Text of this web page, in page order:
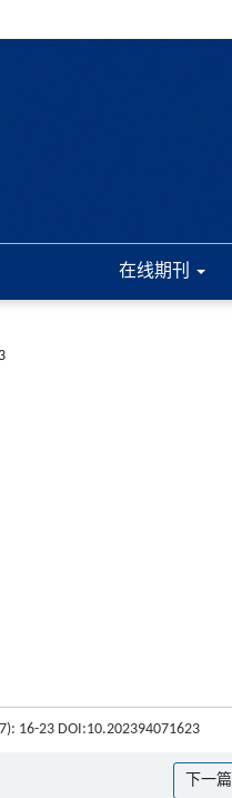
在线期刊
16-23 DOI:10.202394071623
下一篇